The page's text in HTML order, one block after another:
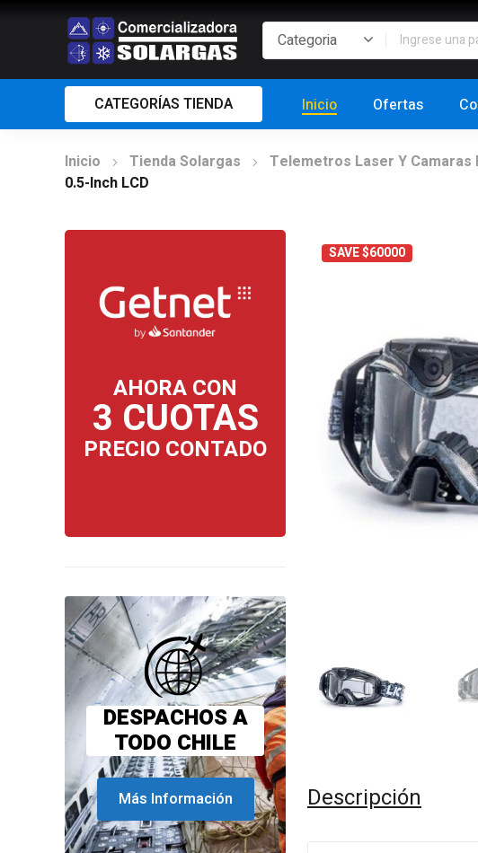
CATEGORÍAS TIENDA Inicio Ofertas
Inicio Tienda Solargas Telemetros Laser Y Camaras
0.5-Inch LCD
AHORA CON
3 CUOTAS
PRECIO CONTADO
DESPACHOS A
TODO CHILE
Más Información
SAVE $60000
Descripción